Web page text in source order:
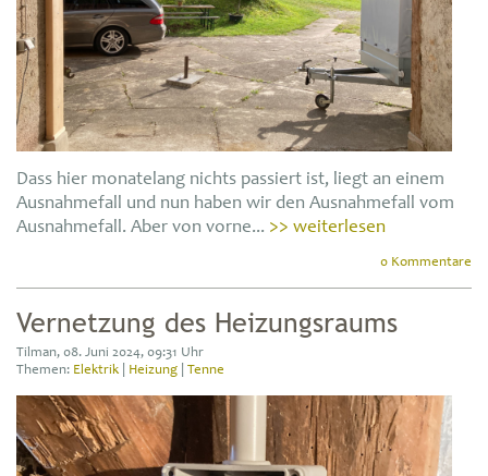
Dass hier monatelang nichts passiert ist, liegt an einem
Ausnahmefall und nun haben wir den Ausnahmefall vom
Ausnahmefall. Aber von vorne... >> weiterlesen
0 Kommentare
Vernetzung des Heizungsraums
Tilman, 08. Juni 2024, 09:31 Uhr
Themen: Elektrik Heizung Tenne